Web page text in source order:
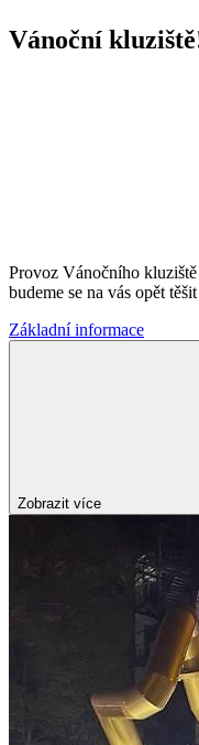
Vánoční
Provoz Vánočního
budeme se na vás opět
Základní informace
Zobrazit více